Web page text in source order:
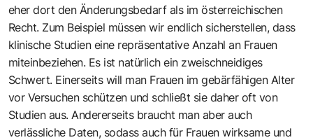
eher dort den Änderungsbedarf als im österreichischen
Recht. Zum Beispiel müssen wir endlich sicherstellen, dass
klinische Studien eine repräsentative Anzahl an Frauen
miteinbeziehen. Es ist natürlich ein zweischneidiges
Schwert. Einerseits will man Frauen im gebärfähigen Alter
vor Versuchen schützen und schließt sie daher oft von
Studien aus. Andererseits braucht man aber auch
verlässliche Daten, sodass auch für Frauen wirksame und